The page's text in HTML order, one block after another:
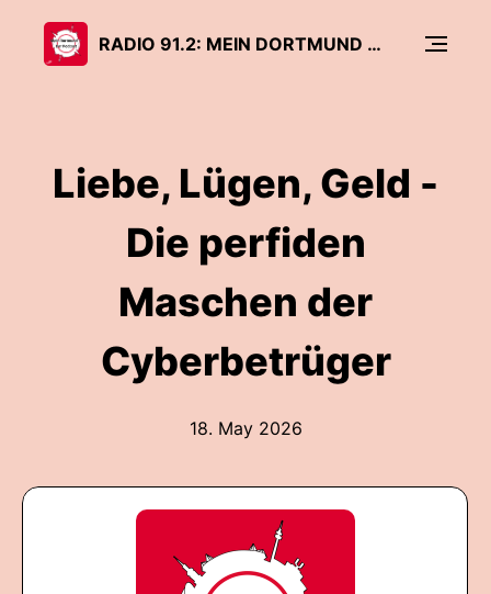
RADIO 91.2: MEIN DORTMUND – DER PODCAST
Liebe, Lügen, Geld -
Die perfiden
Maschen der
Cyberbetrüger
18. May 2026